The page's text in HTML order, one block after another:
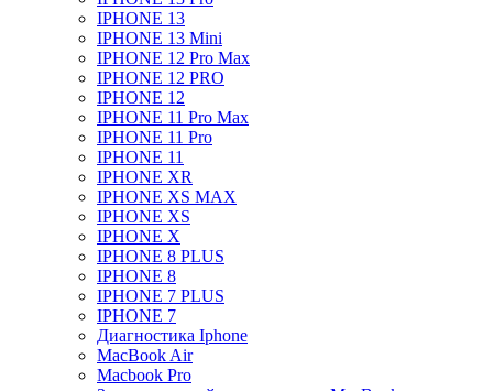
IPHONE 13
IPHONE 13 Mini
IPHONE 12 Pro Max
IPHONE 12 PRO
IPHONE 12
IPHONE 11 Pro Max
IPHONE 11 Pro
IPHONE 11
IPHONE XR
IPHONE XS MAX
IPHONE XS
IPHONE X
IPHONE 8 PLUS
IPHONE 8
IPHONE 7 PLUS
IPHONE 7
Диагностика Iphone
MacBook Air
Macbook Pro